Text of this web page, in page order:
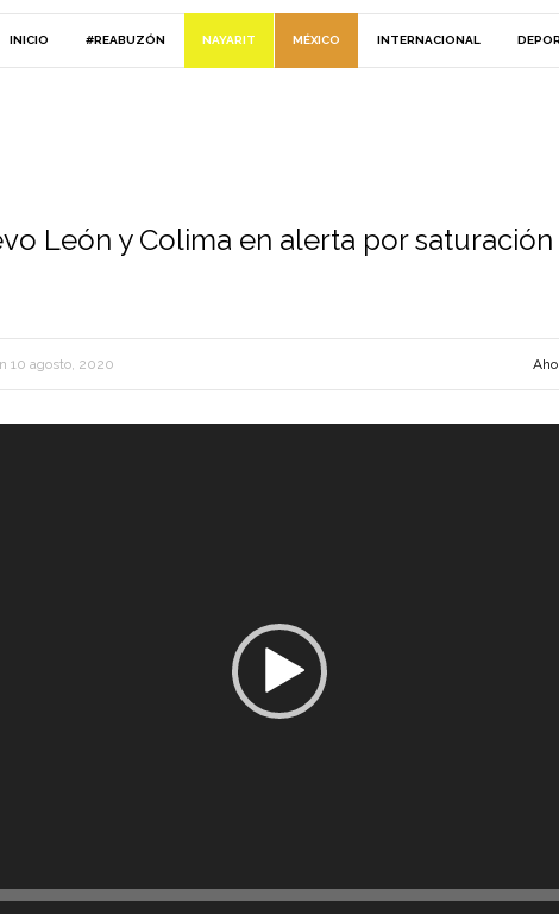
INICIO #REABUZÓN NAYARIT MÉXICO INTERNACIONAL
León y Colima en alerta por saturación
10 agosto, 2020